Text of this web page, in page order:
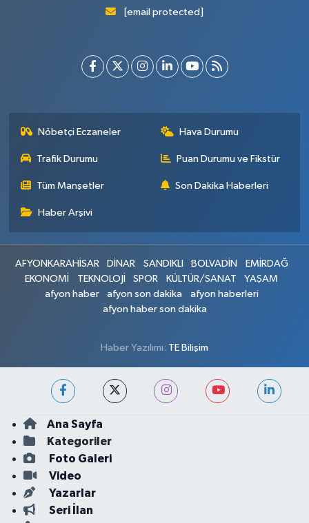
[email protected]
Nöbetçi Eczaneler Hava Durumu
Trafik Durumu Puan Durumu ve Fikstür
Tüm Manşetler Son Dakika Haberleri
Haber Arşivi
AFYONKARAHİSAR DİNAR SANDIKLI BOLVADİN
EMİRDAĞ
EKONOMİ
TEKNOLOJİ SPOR KÜLTÜR/SANAT
YAŞAM
afyon haber
afyon son dakika
afyon haberleri
afyon haber son dakika
Haber Yazılımı: TE Bilişim
Ana Sayfa
Kategoriler
Foto Galeri
Video
Yazarlar
Seri İlan